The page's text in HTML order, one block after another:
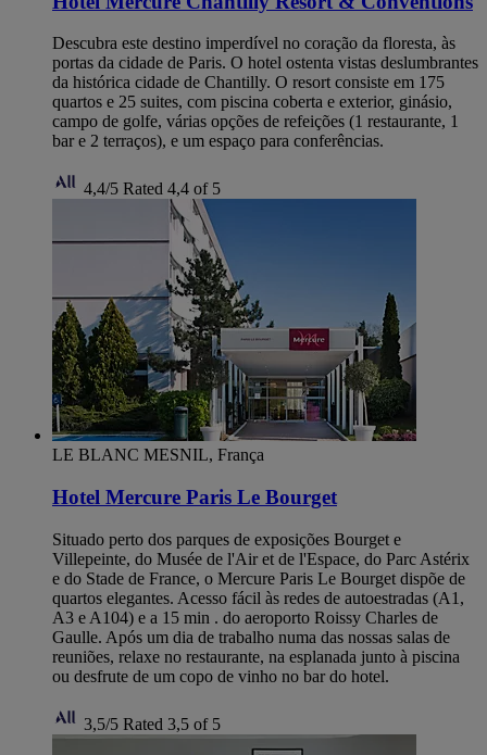
Descubra este destino imperdível no coração da floresta, às
portas da cidade de Paris. O hotel ostenta vistas deslumbrantes
da histórica cidade de Chantilly. O resort consiste em 175
quartos e 25 suites, com piscina coberta e exterior, ginásio,
campo de golfe, várias opções de refeições (1 restaurante, 1
bar e 2 terraços), e um espaço para conferências.
4,4/5 Rated 4,4 of 5
LE BLANC MESNIL, França
Hotel Mercure Paris Le Bourget
Situado perto dos parques de exposições Bourget e
Villepeinte, do Musée de l'Air et de l'Espace, do Parc Astérix
e do Stade de France, o Mercure Paris Le Bourget dispõe de
quartos elegantes. Acesso fácil às redes de autoestradas (A1,
A3 e A104) e a 15 min . do aeroporto Roissy Charles de
Gaulle. Após um dia de trabalho numa das nossas salas de
reuniões, relaxe no restaurante, na esplanada junto à piscina
ou desfrute de um copo de vinho no bar do hotel.
3,5/5 Rated 3,5 of 5